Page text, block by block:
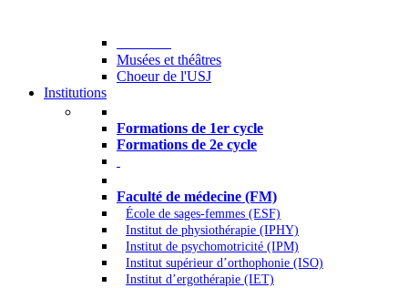
Musées et théâtres
Choeur de l'USJ
Institutions
Formations de 1er cycle
Formations de 2e cycle
Faculté de médecine (FM)
École de sages-femmes (ESF)
Institut de physiothérapie (IPHY)
Institut de psychomotricité (IPM)
Institut supérieur d’orthophonie (ISO)
Institut d’ergothérapie (IET)